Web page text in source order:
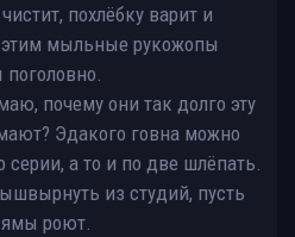
похлёбку варит и
мыльные рукожопы
почему они так долго эту
Эдакого говна можно
а то и по две шлёпать.
из студий, пусть
роют.